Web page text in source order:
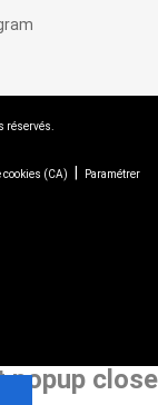
réservés.
cookies (CA)
Paramétrer